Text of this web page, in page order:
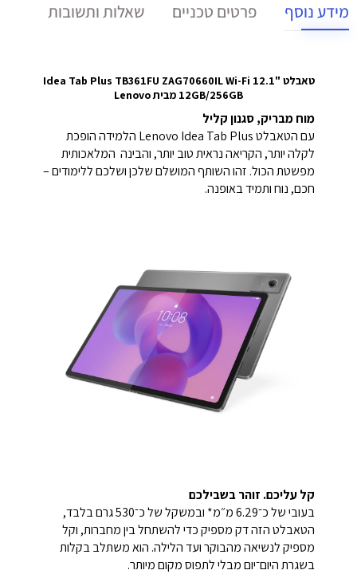
מידע נוסף פרטים טכניים שאלות ותשובות
טאבלט "12.1 Idea Tab Plus TB361FU ZAG70660IL Wi-Fi
12GB/256GB מבית Lenovo
מוח מבריק, סגנון קליל
עם הטאבלט Lenovo Idea Tab Plus הלמידה הופכת
לקלה יותר, הקריאה נראית טוב יותר, והבינה המלאכותית
מפשטת הכול. זהו השותף המושלם שלכן ושלכם ללימודים –
חכם, נוח ותמיד באופנה.
קל עליכם. זוהר בשבילכם
בעובי של כ־6.29 מ״מ* ובמשקל של כ־530 גרם בלבד,
הטאבלט הזה דק מספיק כדי להשתחל בין מחברות, וקל
מספיק לנשיאה מהבוקר ועד הלילה. הוא משתלב בקלות
בשגרת היום־יום מבלי לתפוס מקום מיותר.